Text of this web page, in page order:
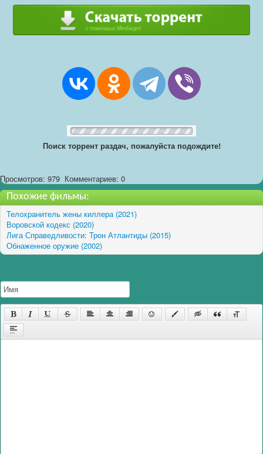
Поиск торрент раздач, пожалуйста подождите!
Просмотров: 979 Комментариев: 0
Похожие фильмы:
Телохранитель жены киллера (2021)
Воровской кодекс (2020)
Лига Справедливости: Трон Атлантиды (2015)
Обнаженное оружие (2002)